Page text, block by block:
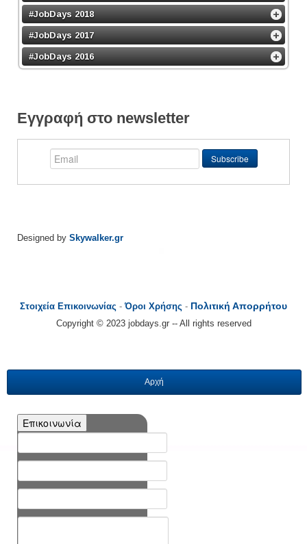
#JobDays 2018
#JobDays 2017
#JobDays 2016
Εγγραφή στο newsletter
Designed by Skywalker.gr
Στοιχεία Επικοινωνίας -Όροι Χρήσης - Πολιτική Απορρήτου
Copyright © 2023 jobdays.gr -- All rights reserved
Αρχή